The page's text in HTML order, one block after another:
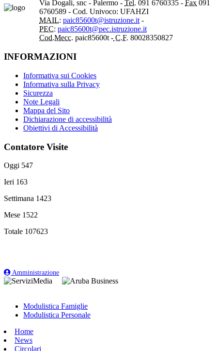
Via Dogali, snc - Palermo - Tel. 091 6760335 - Fax 091
6760589 - Cod. Univoco: UFAHZI
MAIL: paic85600t@istruzione.it-
PEC: paic85600t@pec.istruzione.it
Cod.Mecc. paic85600t - C.F. 80028350827
INFORMAZIONI
Informativa sui Cookies
Informativa sulla Privacy
Sicurezza
Note Legali
Mappa del Sito
Dichiarazione di accessibilità
Obiettivi di Accessibilità
Contatore Visite
Oggi 547
Ieri 163
Settimana 1423
Mese 1522
Totale 107623
Amministrazione
Modulistica Famiglie
Modulistica Personale
Home
News
Circolari